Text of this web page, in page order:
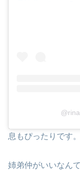
息もぴったりです。
姉弟仲がいいなん